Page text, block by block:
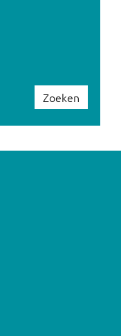
Zoeken